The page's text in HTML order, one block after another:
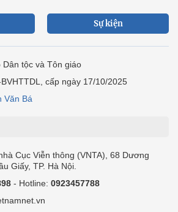
Sự kiện
tộc và Tôn giáo
cấp ngày 17/10/2025
Văn Bá
Cục Viễn thông (VNTA), 68 Dương
Giấy, TP. Hà Nội.
- Hotline: 0923457788